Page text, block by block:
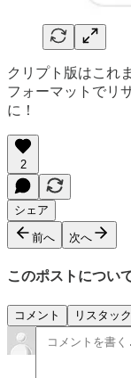
クリプト版はこれ
フォーマットでリ
に！
2
シェア
前へ 次へ
このポストについ
コメント リスタック